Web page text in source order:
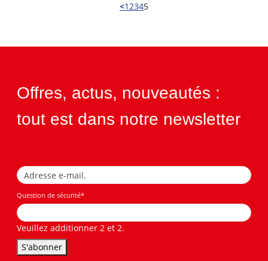
<12345
Offres, actus, nouveautés :
tout est dans notre newsletter
Question de sécurité*
Veuillez additionner 2 et 2.
S'abonner